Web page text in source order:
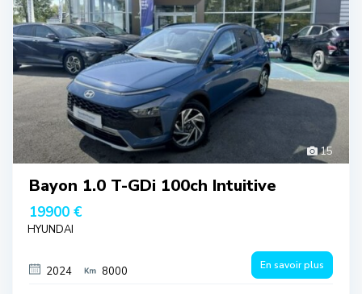
15
Bayon 1.0 T-GDi 100ch Intuitive
19900 €
HYUNDAI
2024 8000 En savoir plus